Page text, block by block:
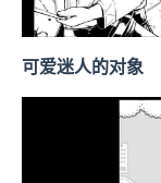
可爱迷人的对象